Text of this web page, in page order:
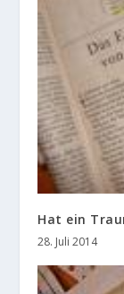
Hat ein
28. Juli 2014